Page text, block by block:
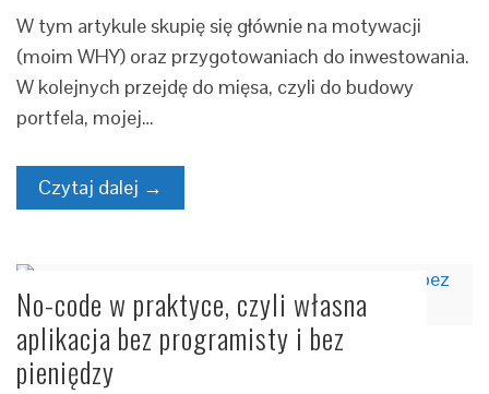
W tym artykule skupię się głównie na motywacji
(moim WHY) oraz przygotowaniach do inwestowania.
W kolejnych przejdę do mięsa, czyli do budowy
portfela, mojej…
Czytaj dalej →
No-code w praktyce, czyli własna
aplikacja bez programisty i bez
pieniędzy